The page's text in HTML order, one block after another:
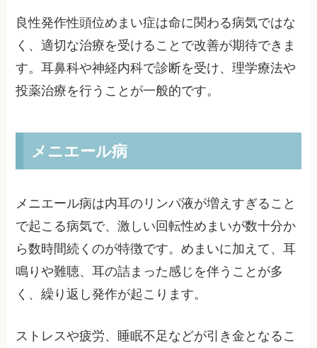
良性発作性頭位めまい症は命に関わる病気ではな
く、適切な治療を受けることで改善が期待できま
す。耳鼻科や神経内科で診断を受け、理学療法や
投薬治療を行うことが一般的です。
メニエール病
メニエール病は内耳のリンパ液が増えすぎること
で起こる病気で、激しい回転性めまいが数十分か
ら数時間続くのが特徴です。めまいに加えて、耳
鳴りや難聴、耳の詰まった感じを伴うことが多
く、繰り返し発作が起こります。
ストレスや疲労、睡眠不足などが引き金となるこ